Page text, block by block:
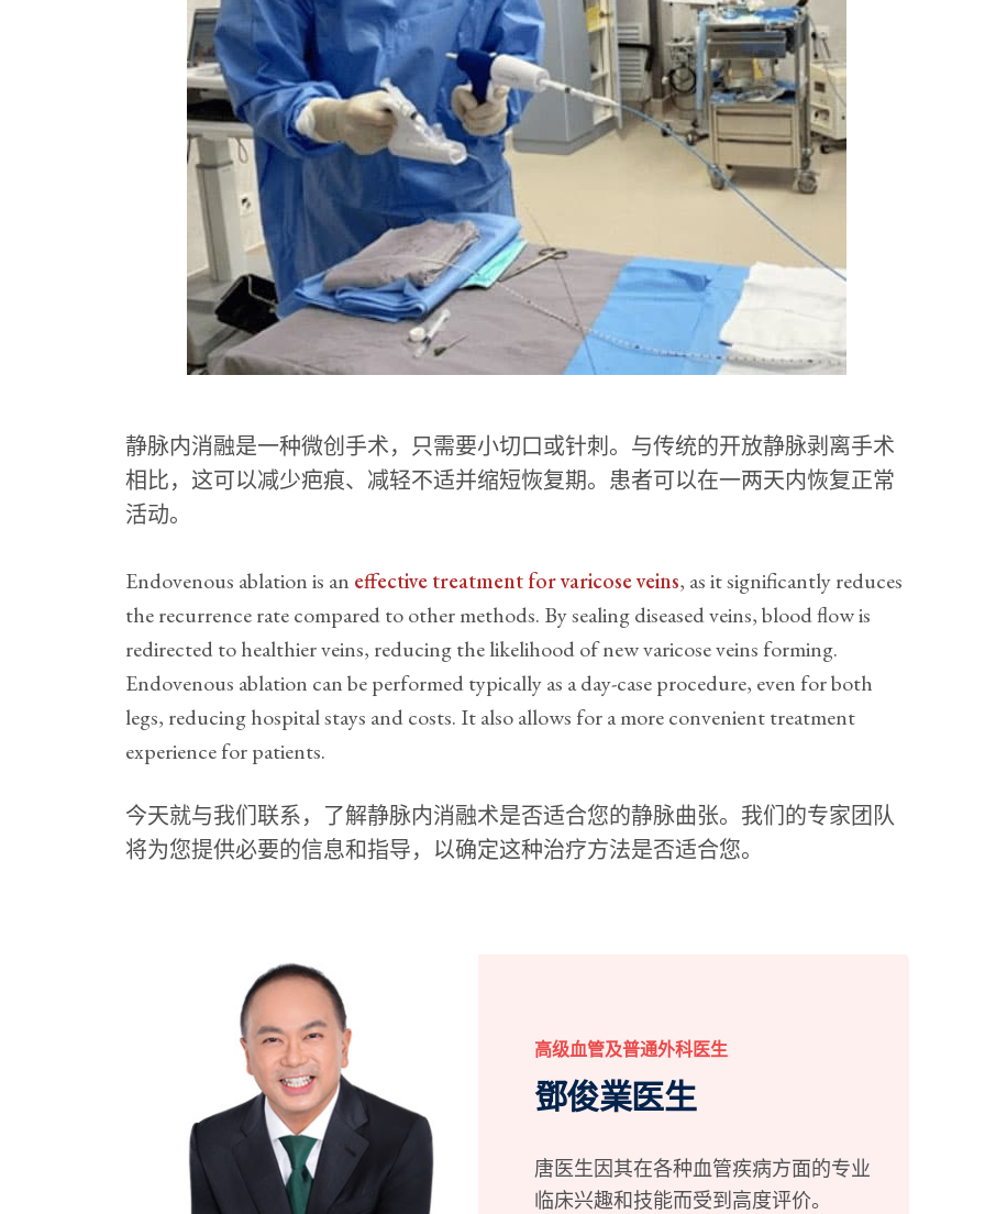
静脉内消融是一种微创手术，只需要小切口或针刺。与传统的开放静脉剥离手术
相比，这可以减少疤痕、减轻不适并缩短恢复期。患者可以在一两天内恢复正常
活动。
Endovenous ablation is an effective treatment for varicose veins, as it significantly reduces
the recurrence rate compared to other methods. By sealing diseased veins, blood flow is
redirected to healthier veins, reducing the likelihood of new varicose veins forming.
Endovenous ablation can be performed typically as a day-case procedure, even for both
legs, reducing hospital stays and costs. It also allows for a more convenient treatment
experience for patients.
今天就与我们联系，了解静脉内消融术是否适合您的静脉曲张。我们的专家团队
将为您提供必要的信息和指导，以确定这种治疗方法是否适合您。
高级血管及普通外科医生
鄧俊業医生
唐医生因其在各种血管疾病方面的专业
临床兴趣和技能而受到高度评价。